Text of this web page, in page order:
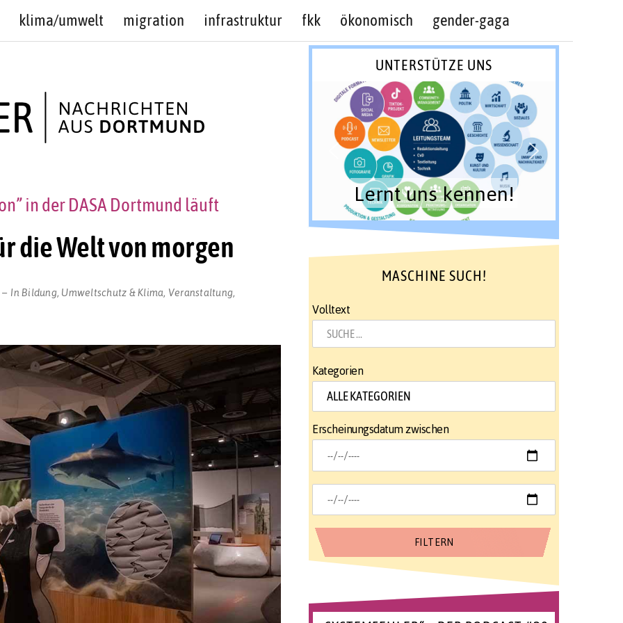
klima/umwelt migration infrastruktur fkk ökonomisch gender-gaga
die Welt von morgen
in der DASA Dortmund läuft
In Bildung Umweltschutz & Klima Veranstaltung
UNTERSTÜTZE UNS
Lernt uns kennen!
MASCHINE SUCH!
Volltext
Kategorien
Erscheinungsdatum zwischen